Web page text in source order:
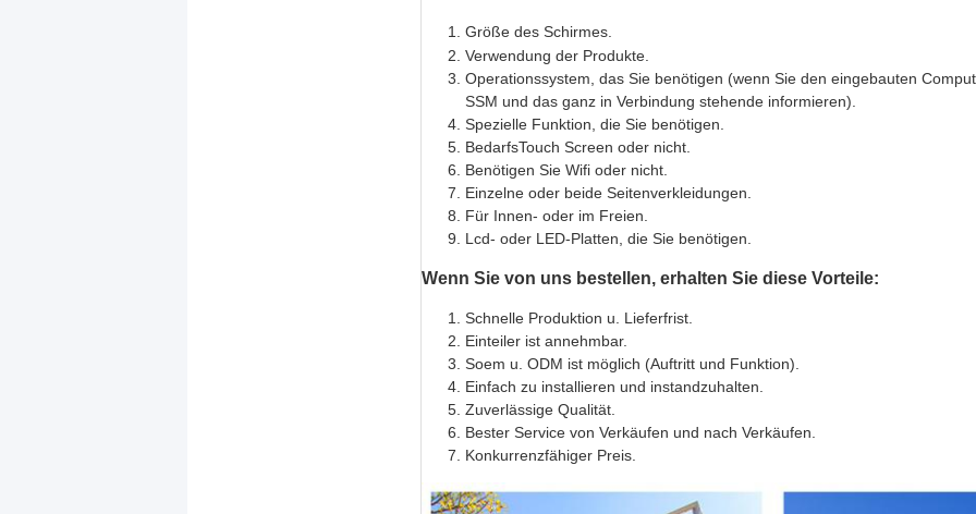
Größe des Schirmes.
Verwendung der Produkte.
Operationssystem, das Sie benötigen (wenn Sie den eingebauten
SSM und das ganz in Verbindung stehende informieren).
Spezielle Funktion, die Sie benötigen.
BedarfsTouch Screen oder nicht.
Benötigen Sie Wifi oder nicht.
Einzelne oder beide Seitenverkleidungen.
Für Innen- oder im Freien.
Lcd- oder LED-Platten, die Sie benötigen.
Wenn Sie von uns bestellen, erhalten Sie diese Vorteile:
Schnelle Produktion u. Lieferfrist.
Einteiler ist annehmbar.
Soem u. ODM ist möglich (Auftritt und Funktion).
Einfach zu installieren und instandzuhalten.
Zuverlässige Qualität.
Bester Service von Verkäufen und nach Verkäufen.
Konkurrenzfähiger Preis.